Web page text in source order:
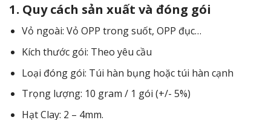
1. Quy cách sản xuất và đóng gói
Vỏ ngoài: Vỏ OPP trong suốt, OPP đục…
Kích thước gói: Theo yêu cầu
Loại đóng gói: Túi hàn bụng hoặc túi hàn cạnh
Trọng lượng: 10 gram / 1 gói (+/- 5%)
Hạt Clay: 2 – 4mm.